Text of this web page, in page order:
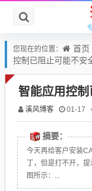
您现在的位置： 首页
控制已阻止可能不安
智能应用控
溪风博客 01-17
摘要：
今天再给客户安装
丁，但是打不开，
图所示：...